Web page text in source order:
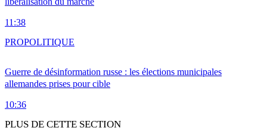
11:38
Guerre de désinformation russe : les élections municipales
allemandes prises pour cible
10:36
PROPOLITIQUE
PLUS DE CETTE SECTION